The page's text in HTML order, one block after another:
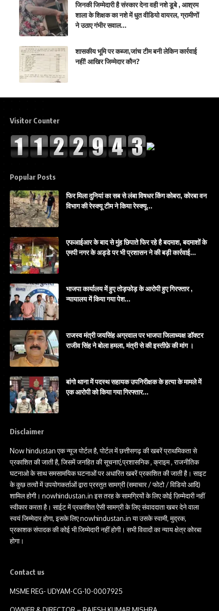
जिनकी जिम्मेदारी है संस्कार देना वही नशे डूबे , आश्रम
शाला के शिक्षक का नशे में धुत वीडियो वायरल, ग्रामीणों
ने उठाए गंभीर सवाल…
शासकीय भूमि पर कब्जा,जांच टीम बनी लेकिन कार्रवाई
नहीं! आखिर जिम्मेदार कौन?
Visitor Counter
Popular Posts
फिर मिला दुनियां का सब से लंबा विषधर किंग कोबरा, कोरबा वन
विभाग की रेस्क्यू टीम ने किया रेस्क्यू…
एफआईआर के बाद से मुंह छिपाते फिर रहे है बदमाश, बदमाशों के
एमपी नगर के अड्डे पर भी प्रशासन ने की बड़ी कार्रवाई…
भाजपा कार्यालय में हुए तोड़फोड़ के आरोपी हुए गिरफ्तार ,
न्यायालय में किया गया पेश…
राजस्व मंत्री जयसिंह अग्रवाल पर भाजपा जिलाध्यक्ष डॉक्टर
राजीव सिंह ने बोला हमला, मंत्री से की इस्तीफ़े की मांग ।
बांगो थाना में पदस्थ सहायक उपनिरीक्षक के हत्या के मामले में
एक आरोपी को किया गया गिरफ्तार…
Disclaimer
Now hindustan एक न्यूज पोर्टल है, पोर्टल में छत्तीसगढ़ की खबरें प्राथमिकता से
प्रकाशित की जाती है, जिसमें जनहित की सूचनाएं,प्रशासनिक , क्राइम , राजनीतिक
घटनाओ के साथ समसामयिक घटनाओं पर अधारित खबरें प्रकाशित की जाती है। साइट
के कुछ तत्वों में उपयोगकर्ताओं द्वारा प्रस्तुत सामग्री (समाचार / फोटो / विडियो आदि)
शामिल होगी। nowhindustan.in इस तरह के सामग्रियों के लिए कोई ज़िम्मेदारी नहीं
स्वीकार करता है। साईट में प्रकाशित ऐसी सामग्री के लिए संवाददाता खबर देने वाला
स्वयं जिम्मेदार होगा, इसके लिए nowhindustan.in या उसके स्वामी, मुद्रक,
प्रकाशक संपादक की कोई भी जिम्मेदारी नहीं होगी। सभी विवादों का न्याय क्षेत्र कोरबा
होगा।
Contact us
MSME REG- UDYAM-CG-10-0007925